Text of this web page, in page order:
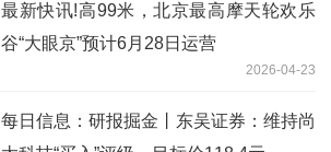
最新快讯!高99米，北京最高摩天轮欢乐
谷“大眼京”预计6月28日运营
2026-04-23
每日信息：研报掘金丨东吴证券：维持尚